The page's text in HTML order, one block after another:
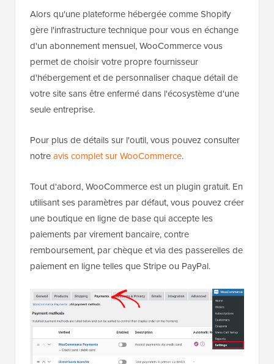
Alors qu'une plateforme hébergée comme Shopify
gère l'infrastructure technique pour vous en échange
d'un abonnement mensuel, WooCommerce vous
permet de choisir votre propre fournisseur
d'hébergement et de personnaliser chaque détail de
votre site sans être enfermé dans l'écosystème d'une
seule entreprise.
Pour plus de détails sur l'outil, vous pouvez consulter
notreavis complet sur WooCommerce.
Tout d'abord, WooCommerce est un plugin gratuit. En
utilisant ses paramètres par défaut, vous pouvez créer
une boutique en ligne de base qui accepte les
paiements par virement bancaire, contre
remboursement, par chèque et via des passerelles de
paiement en ligne telles que Stripe ou PayPal.